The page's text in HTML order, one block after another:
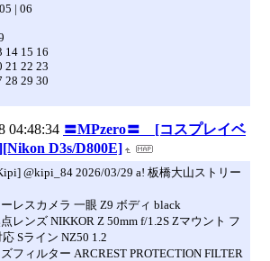
| 06
14 15 16
21 22 23
28 29 30
04:48:34 〓MPzero〓 [コスプレイベ
D3s/D800E]
@kipi_84 2026/03/29 a! 板橋大山ストリー
レスカメラ 一眼 Z9 ボディ black
レンズ NIKKOR Z 50mm f/1.2S Zマウント フ
Sライン NZ50 1.2
フィルター ARCREST PROTECTION FILTER